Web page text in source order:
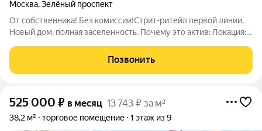
Москва,Зелёный проспект
От собственника! Без комиссии!Стрит-ритейл первой линии.
Новый дом, полная заселенность. Почему это актив: Локация:
новыми ЖК (ваш клиентский трафик уже идет). Конверсия:
Два отдельных входа +
Позвонить
525 000 ₽ в месяц 13 743 ₽ за м²
38,2 м² торговое помещение 1 этаж из 9